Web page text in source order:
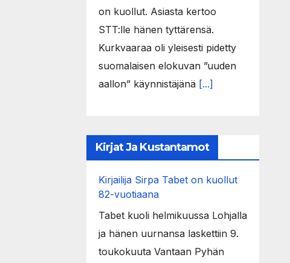
on kuollut. Asiasta kertoo
STT:lle hänen tyttärensä.
Kurkvaaraa oli yleisesti pidetty
suomalaisen elokuvan ”uuden
aallon” käynnistäjänä [...]
Kirjat Ja Kustantamot
Kirjailija Sirpa Tabet on kuollut
82-vuotiaana
Tabet kuoli helmikuussa Lohjalla
ja hänen uurnansa laskettiin 9.
toukokuuta Vantaan Pyhän